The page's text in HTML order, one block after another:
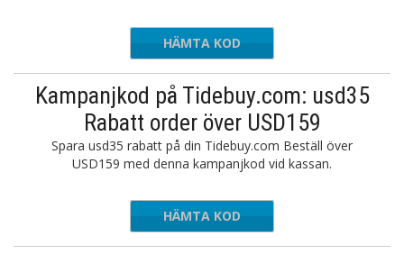
WE70
HÄMTA KOD
Kampanjkod på Tidebuy.com: usd35
Rabatt order över USD159
Spara usd35 rabatt på din Tidebuy.com Beställ över
USD159 med denna kampanjkod vid kassan.
TIDE35
HÄMTA KOD